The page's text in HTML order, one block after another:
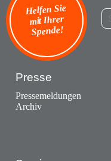
Helfen Sie
mit Ihrer
Spende!
Presse
Pressemeldungen
Archiv